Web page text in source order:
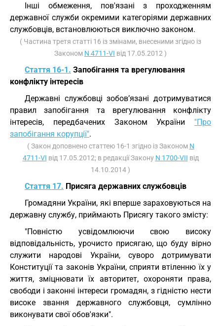
Інші обмеження, пов'язані з проходженням
державної служби окремими категоріями державних
службовців, встановлюються виключно законом.
( Частина третя статті 16 із змінами, внесеними згідно із
Законом N 4711-VI від 17.05.2012 )
Стаття 16-1. Запобігання та врегулювання
конфлікту інтересів
Державні службовці зобов’язані дотримуватися
правил запобігання та врегулювання конфлікту
інтересів, передбачених Законом України "Про
запобігання корупції".
( Закон доповнено статтею 16-1 згідно із Законом N
4711-VI від 17.05.2012; в редакції Закону N 1700-VII від
14.10.2014 )
Стаття 17. Присяга державних службовців
Громадяни України, які вперше зараховуються на
державну службу, приймають Присягу такого змісту:
"Повністю усвідомлюючи свою високу
відповідальність, урочисто присягаю, що буду вірно
служити народові України, суворо дотримувати
Конституції та законів України, сприяти втіленню їх у
життя, зміцнювати їх авторитет, охороняти права,
свободи і законні інтереси громадян, з гідністю нести
високе звання державного службовця, сумлінно
виконувати свої обов'язки".